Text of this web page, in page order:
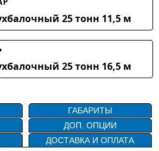
25 тонн 11,5 м
25 тонн 16,5 м
ГАБАРИТЫ
ДОП. ОПЦИИ
ДОСТАВКА И ОПЛАТА